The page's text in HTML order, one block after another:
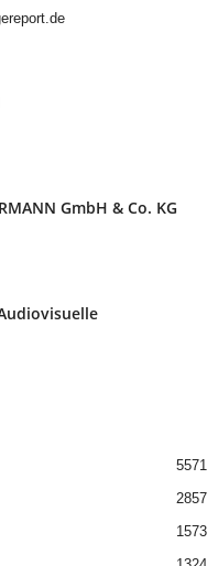
GmbH & Co. KG
5571
2857
1573